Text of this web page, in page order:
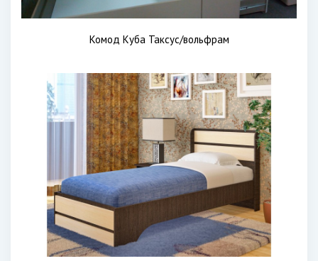
Комод Куба Таксус/вольфрам